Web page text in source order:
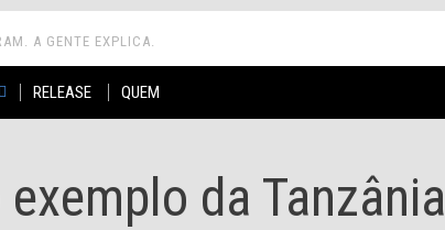
A GENTE EXPLICA.
RELEASE QUEM
da Tanzânia